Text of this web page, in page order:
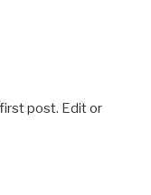
post. Edit or